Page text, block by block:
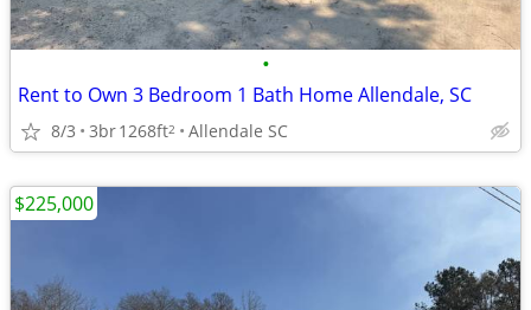
•
Rent to Own 3 Bedroom 1 Bath Home Allendale, SC
8/3 3br1268ft2 Allendale SC
$225,000